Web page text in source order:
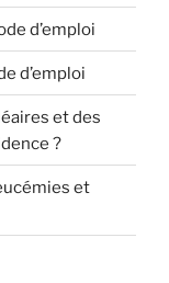
d’emploi
d’emploi
et des
?
et